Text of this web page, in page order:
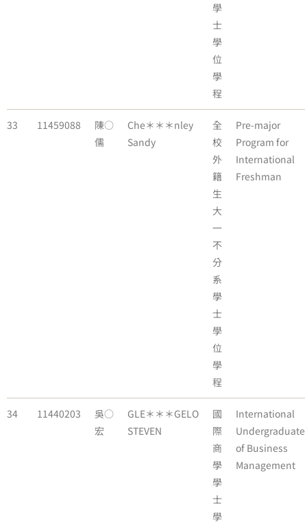
學
士
學
位
學
程
33 11459088
陳○
儒
Che＊＊＊nley
Sandy
全
校
外
籍
生
大
一
不
分
系
學
士
學
位
學
程
Pre-major
Program for
International
Freshman
34 11440203
吳○
宏
GLE＊＊＊GELO
STEVEN
國
際
商
學
學
士
學
International
Undergraduate
of Business
Management